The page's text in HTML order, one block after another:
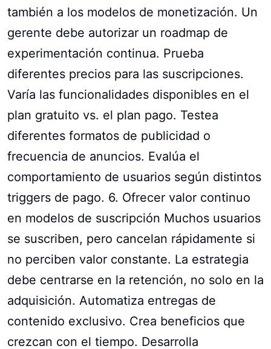
también a los modelos de monetización. Un
gerente debe autorizar un roadmap de
experimentación continua. Prueba
diferentes precios para las suscripciones.
Varía las funcionalidades disponibles en el
plan gratuito vs. el plan pago. Testea
diferentes formatos de publicidad o
frecuencia de anuncios. Evalúa el
comportamiento de usuarios según distintos
triggers de pago. 6. Ofrecer valor continuo
en modelos de suscripción Muchos usuarios
se suscriben, pero cancelan rápidamente si
no perciben valor constante. La estrategia
debe centrarse en la retención, no solo en la
adquisición. Automatiza entregas de
contenido exclusivo. Crea beneficios que
crezcan con el tiempo. Desarrolla